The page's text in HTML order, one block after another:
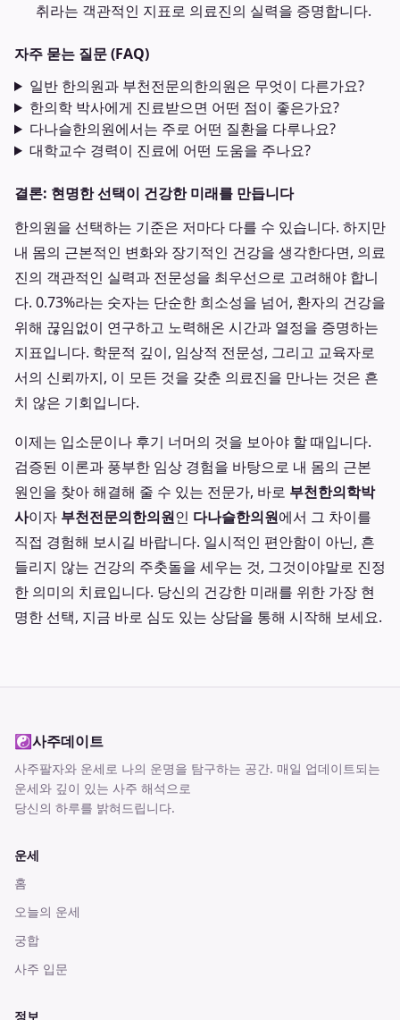
취라는 객관적인 지표로 의료진의 실력을 증명합니다.
자주 묻는 질문 (FAQ)
일반 한의원과 부천전문의한의원은 무엇이 다른가요?
한의학 박사에게 진료받으면 어떤 점이 좋은가요?
다나슬한의원에서는 주로 어떤 질환을 다루나요?
대학교수 경력이 진료에 어떤 도움을 주나요?
결론: 현명한 선택이 건강한 미래를 만듭니다
한의원을 선택하는 기준은 저마다 다를 수 있습니다. 하지만
내 몸의 근본적인 변화와 장기적인 건강을 생각한다면, 의료
진의 객관적인 실력과 전문성을 최우선으로 고려해야 합니
다. 0.73%라는 숫자는 단순한 희소성을 넘어, 환자의 건강을
위해 끊임없이 연구하고 노력해온 시간과 열정을 증명하는
지표입니다. 학문적 깊이, 임상적 전문성, 그리고 교육자로
서의 신뢰까지, 이 모든 것을 갖춘 의료진을 만나는 것은 흔
치 않은 기회입니다.
이제는 입소문이나 후기 너머의 것을 보아야 할 때입니다.
검증된 이론과 풍부한 임상 경험을 바탕으로 내 몸의 근본
원인을 찾아 해결해 줄 수 있는 전문가, 바로 부천한의학박
사이자 부천전문의한의원인 다나슬한의원에서 그 차이를
직접 경험해 보시길 바랍니다. 일시적인 편안함이 아닌, 흔
들리지 않는 건강의 주춧돌을 세우는 것, 그것이야말로 진정
한 의미의 치료입니다. 당신의 건강한 미래를 위한 가장 현
명한 선택, 지금 바로 심도 있는 상담을 통해 시작해 보세요.
☯사주데이트
사주팔자와 운세로 나의 운명을 탐구하는 공간. 매일 업데이트되는
운세와 깊이 있는 사주 해석으로
당신의 하루를 밝혀드립니다.
운세
홈
오늘의 운세
궁합
사주 입문
정보